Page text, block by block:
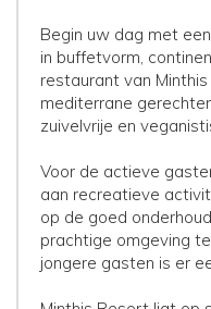
Begin uw dag met
in buffetvorm,
restaurant van
mediterrane
zuivelvrije en
Voor de actieve
aan recreatieve
op de goed
prachtige omgeving
jongere gasten is er